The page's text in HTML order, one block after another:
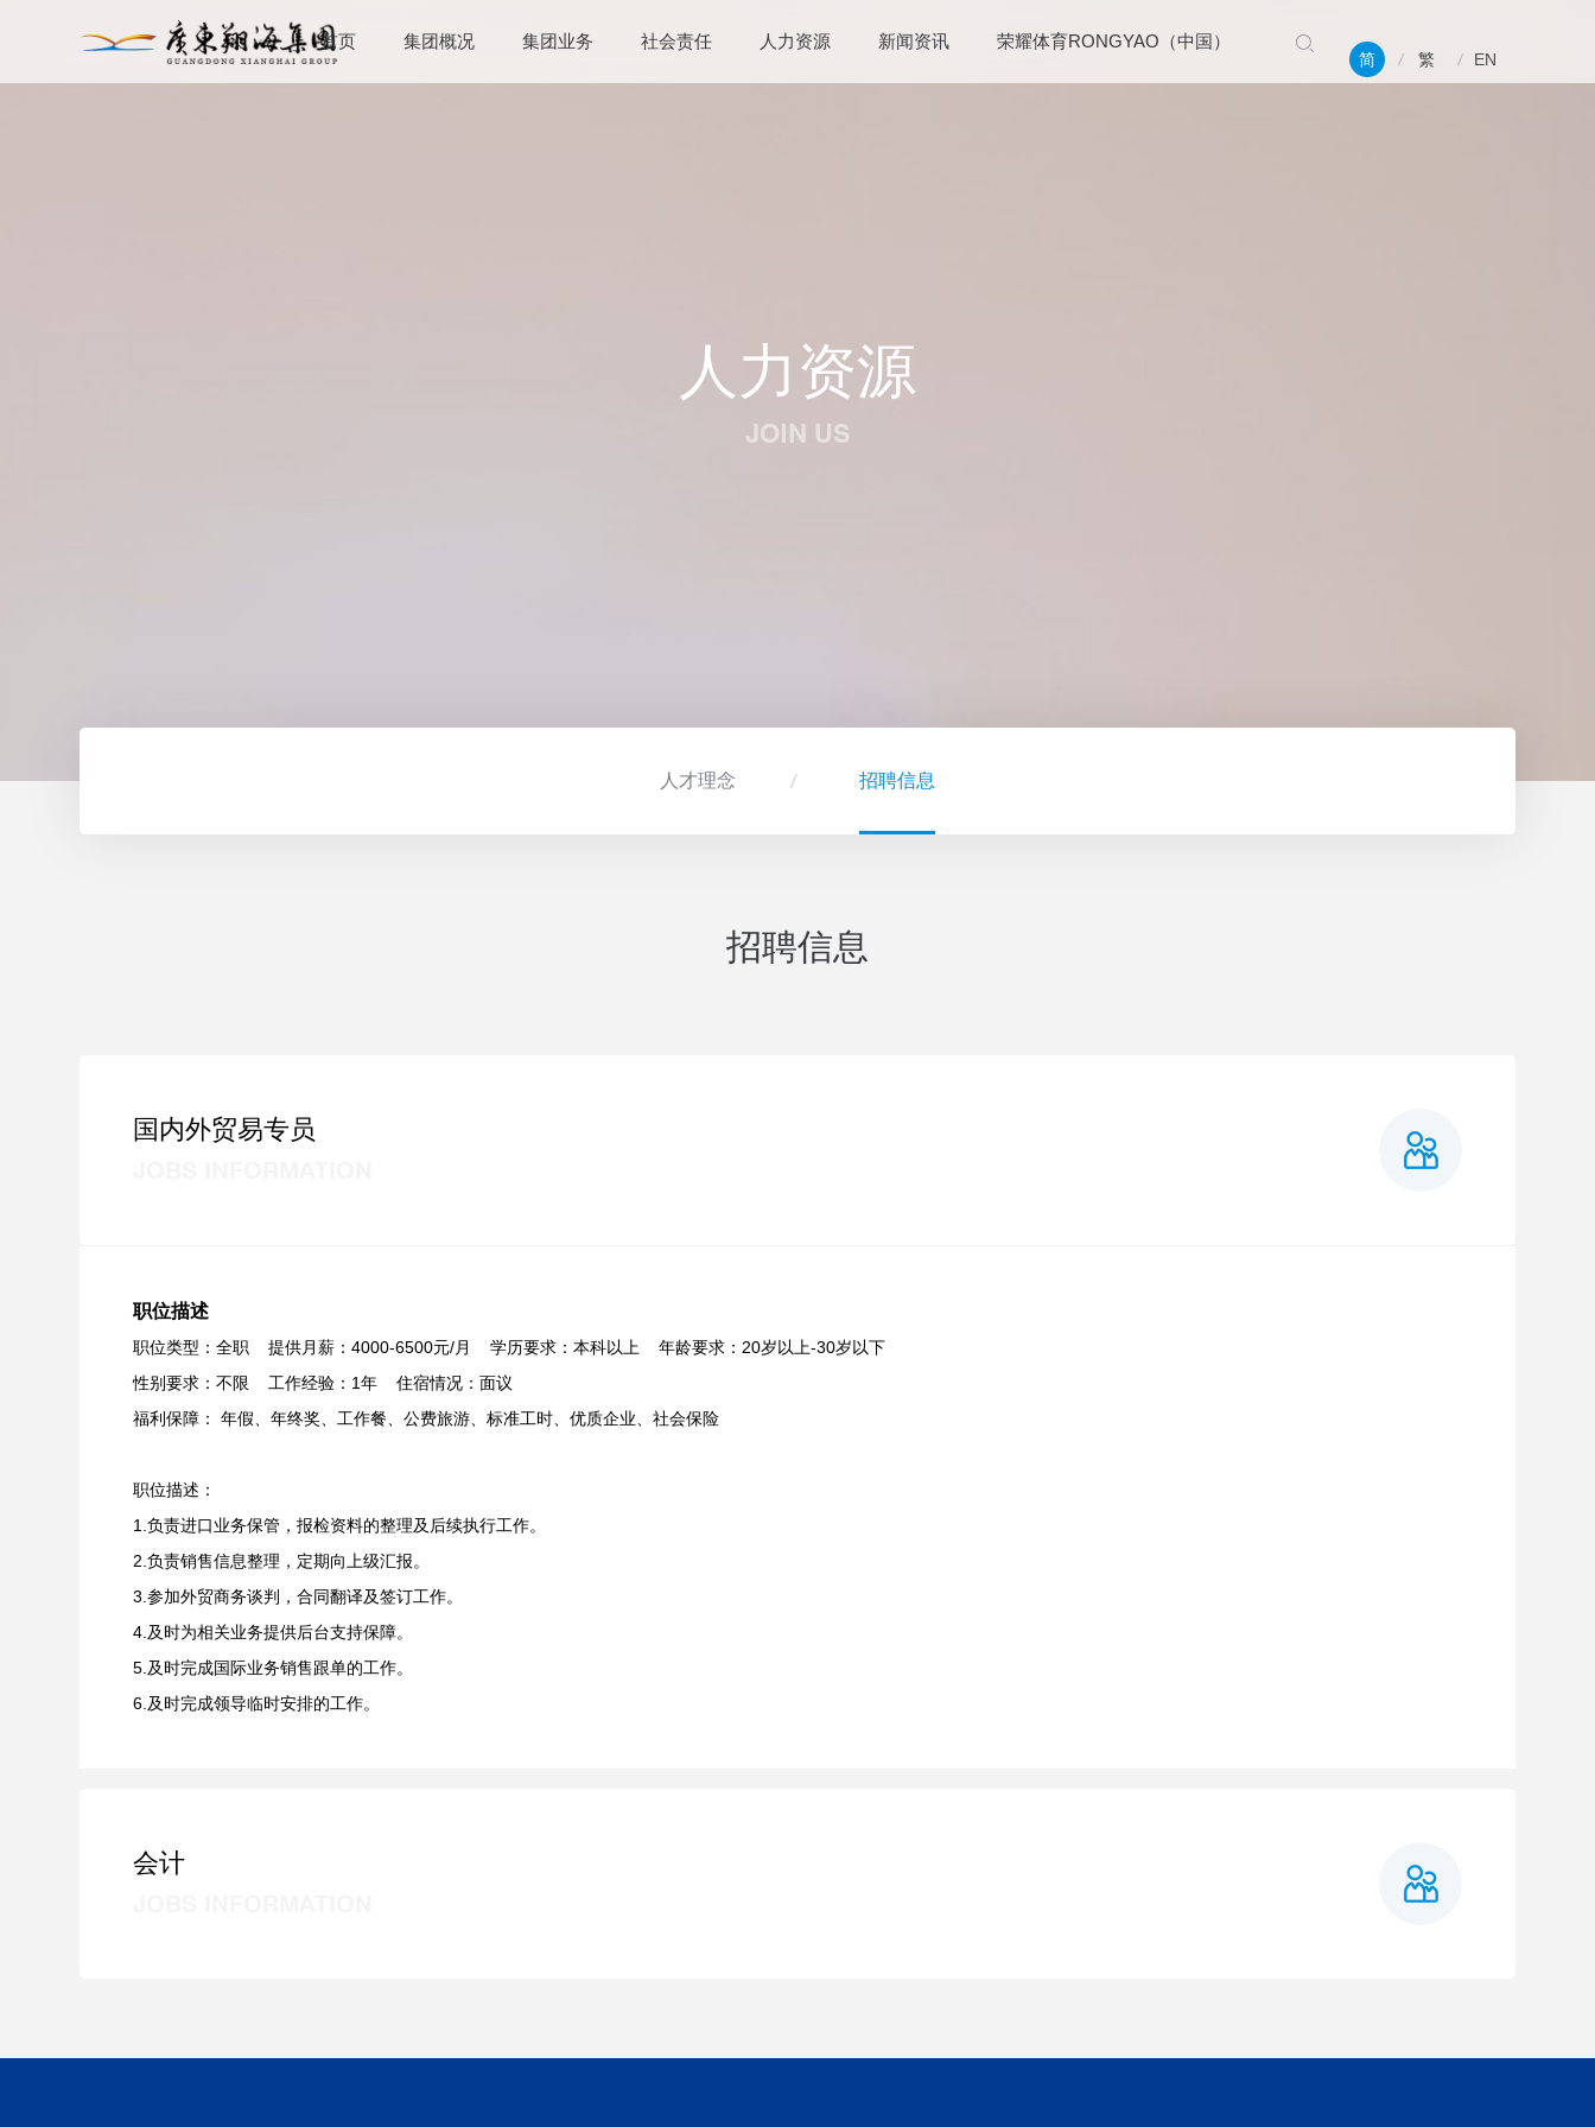
首页 集团概况 集团业务 社会责任 人力资源 新闻资讯 荣耀体育RONGYAO（中国）
简 繁 EN
人力资源
JOIN US
人才理念 招聘信息
招聘信息
国内外贸易专员
职位描述
职位类型：全职 提供月薪：4000-6500元/月 学历要求：本科以上 年龄要求：20岁以上-30岁以下
性别要求：不限 工作经验：1年 住宿情况：面议
福利保障： 年假、年终奖、工作餐、公费旅游、标准工时、优质企业、社会保险
职位描述：
1.负责进口业务保管，报检资料的整理及后续执行工作。
2.负责销售信息整理，定期向上级汇报。
3.参加外贸商务谈判，合同翻译及签订工作。
4.及时为相关业务提供后台支持保障。
5.及时完成国际业务销售跟单的工作。
6.及时完成领导临时安排的工作。
会计